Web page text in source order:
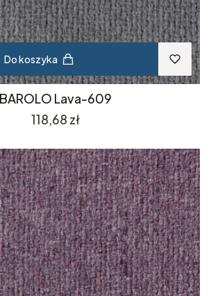
Do koszyka
BAROLO Lava-609
Cena
118,68 zł